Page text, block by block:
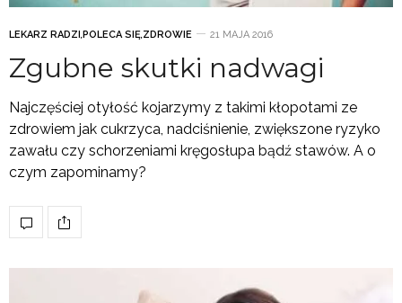
LEKARZ RADZI ,POLECA SIĘ,ZDROWIE 21 MAJA 2016
Zgubne skutki nadwagi
Najczęściej otyłość kojarzymy z takimi kłopotami ze
zdrowiem jak cukrzyca, nadciśnienie, zwiększone ryzyko
zawału czy schorzeniami kręgosłupa bądź stawów. A o
czym zapominamy?